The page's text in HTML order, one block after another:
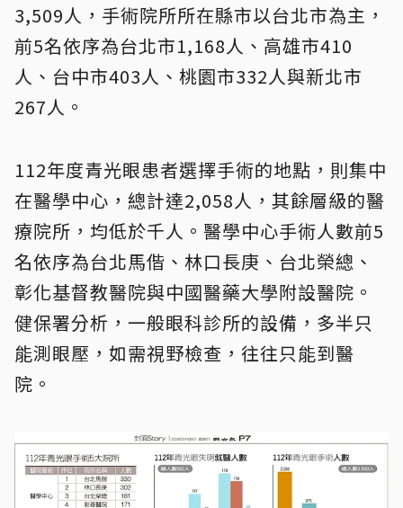
3,509人，手術院所所在縣市以台北市為主，
前5名依序為台北市1,168人、高雄市410
人、台中市403人、桃園市332人與新北市
267人。
112年度青光眼患者選擇手術的地點，則集中
在醫學中心，總計達2,058人，其餘層級的醫
療院所，均低於千人。醫學中心手術人數前5
名依序為台北馬偕、林口長庚、台北榮總、
彰化基督教醫院與中國醫藥大學附設醫院。
健保署分析，一般眼科診所的設備，多半只
能測眼壓，如需視野檢查，往往只能到醫
院。